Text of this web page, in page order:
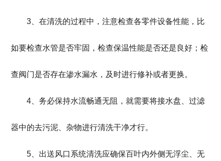
3、在清洗的过程中，注意检查各零件设备性能，比
如要检查水管是否牢固，检查保温性能是否还是良好；检
查阀门是否存在渗水漏水，及时进行修补或者更换。
4、务必保持水流畅通无阻，就需要将接水盘、过滤
器中的去污泥、杂物进行清洗干净才行。
5、出送风口系统清洗应确保百叶内外侧无浮尘、无